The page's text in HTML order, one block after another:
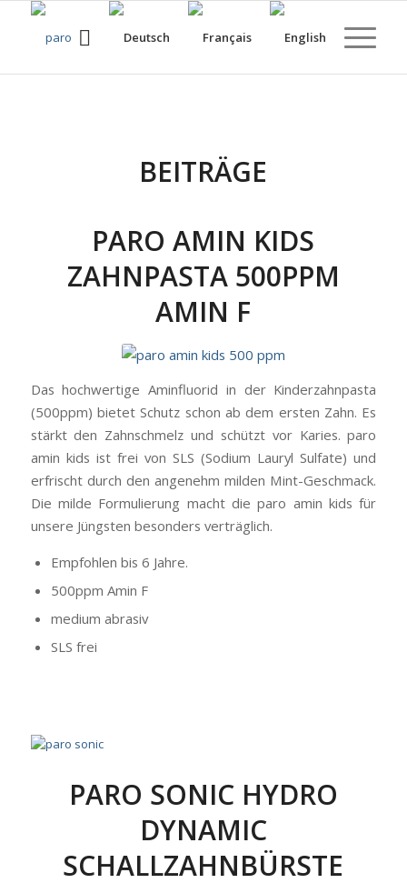
BEITRÄGE
PARO AMIN KIDS
ZAHNPASTA 500PPM
AMIN F
Das hochwertige Aminfluorid in der Kinderzahnpasta
(500ppm) bietet Schutz schon ab dem ersten Zahn. Es
stärkt den Zahnschmelz und schützt vor Karies. paro
amin kids ist frei von SLS (Sodium Lauryl Sulfate) und
erfrischt durch den angenehm milden Mint-Geschmack.
Die milde Formulierung macht die paro amin kids für
unsere Jüngsten besonders verträglich.
Empfohlen bis 6 Jahre.
500ppm Amin F
medium abrasiv
SLS frei
PARO SONIC HYDRO
DYNAMIC
SCHALLZAHNBÜRSTE